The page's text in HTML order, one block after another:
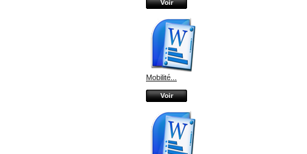
Voir
Mobilité...
Voir